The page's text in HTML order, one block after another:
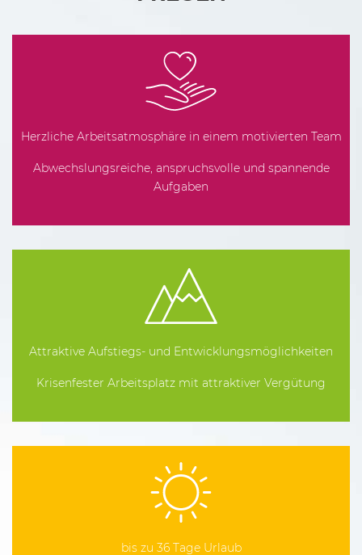
Herzliche Arbeitsatmosphäre in einem motivierten Team
Abwechslungsreiche, anspruchsvolle und spannende
Aufgaben
Attraktive Aufstiegs- und Entwicklungsmöglichkeiten
Krisenfester Arbeitsplatz mit attraktiver Vergütung
bis zu 36 Tage Urlaub